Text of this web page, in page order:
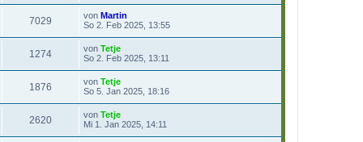
7029 von Martin
So 2. Feb 2025, 13:55
1274 von Tetje
So 2. Feb 2025, 13:11
1876 von Tetje
So 5. Jan 2025, 18:16
2620 von Tetje
Mi 1. Jan 2025, 14:11